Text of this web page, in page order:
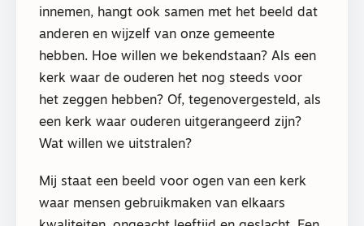
innemen, hangt ook samen met het beeld dat
anderen en wijzelf van onze gemeente
hebben. Hoe willen we bekendstaan? Als een
kerk waar de ouderen het nog steeds voor
het zeggen hebben? Of, tegenovergesteld, als
een kerk waar ouderen uitgerangeerd zijn?
Wat willen we uitstralen?
Mij staat een beeld voor ogen van een kerk
waar mensen gebruikmaken van elkaars